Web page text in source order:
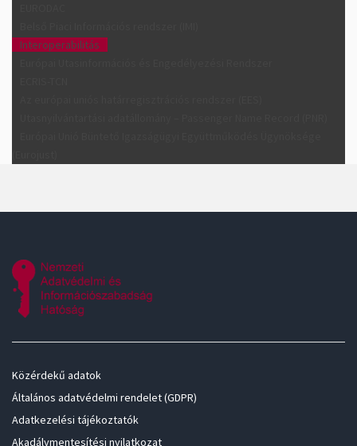
Interoperabilitás
Közérdekű adatok
Általános adatvédelmi rendelet (GDPR)
Adatkezelési tájékoztatók
Akadálymentesítési nyilatkozat